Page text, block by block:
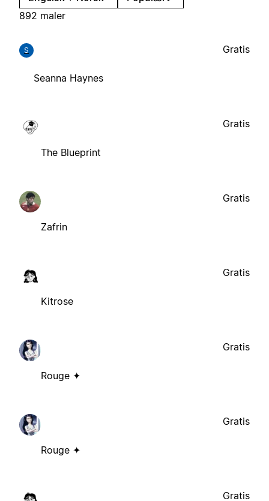
892 maler
S
Seanna Haynes
Gratis
The Blueprint
Gratis
Zafrin
Gratis
Kitrose
Gratis
Rouge ✦
Gratis
Rouge ✦
Gratis
Gratis